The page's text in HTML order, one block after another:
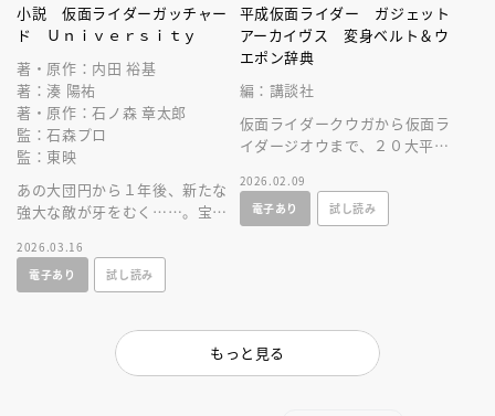
小説 仮面ライダーガッチャー
ド Ｕｎｉｖｅｒｓｉｔｙ
著・原作：内田 裕基
著：湊 陽祐
著・原作：石ノ森 章太郎
監：石森プロ
監：東映
あの大団円から１年後、新たな
強大な敵が牙をむく……。宝太
てくる！ ガッチャード待望の
小説版！
2026.03.16
電子あり
試し読み
平成仮面ライダー ガジェット
アーカイヴス 変身ベルト＆ウ
エポン辞典
編：講談社
仮面ライダークウガから仮面ラ
イダージオウまで、２０大平成
器、バイクなどのガジェットを
掲載！
2026.02.09
電子あり
試し読み
もっと見る